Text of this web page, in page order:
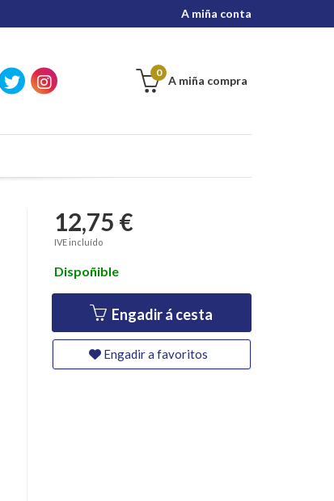
A miña conta
A miña compra
0
12,75 €
IVE incluído
Dispoñible
Engadir á cesta
Engadir a favoritos